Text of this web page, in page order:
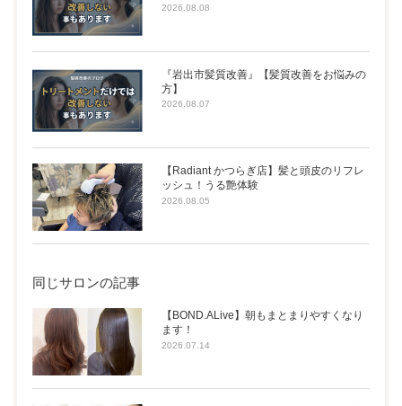
2026.08.08
『岩出市髪質改善』【髪質改善をお悩みの
方】
2026.08.07
【Radiant かつらぎ店】髪と頭皮のリフレ
ッシュ！うる艶体験
2026.08.05
同じサロンの記事
【BOND.ALive】朝もまとまりやすくなり
ます！
2026.07.14